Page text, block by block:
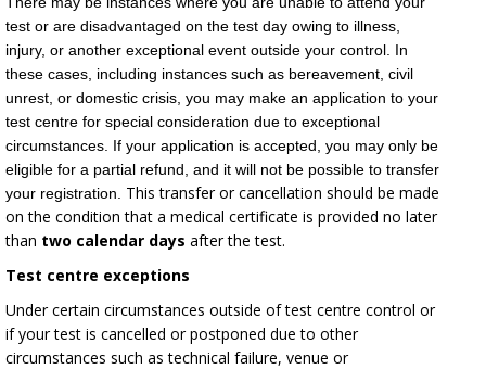
test or are disadvantaged on the test day owing to illness,
injury, or another exceptional event outside your control. In
these cases, including instances such as bereavement, civil
unrest, or domestic crisis, you may make an application to your
test centre for special consideration due to exceptional
circumstances. If your application is accepted, you may only be
eligible for a partial refund, and it will not be possible to transfer
your registration. This transfer or cancellation should be made
on the condition that a medical certificate is provided no later
than two calendar days after the test.
Test centre exceptions
Under certain circumstances outside of test centre control or
if your test is cancelled or postponed due to other
circumstances such as technical failure, venue or